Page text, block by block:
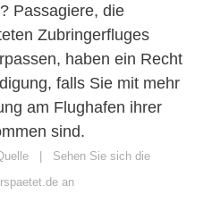
Passagiere, die
Zubringerfluges
haben ein Recht
falls Sie mit mehr
am Flughafen ihrer
sind.
| Sehen Sie sich die
an